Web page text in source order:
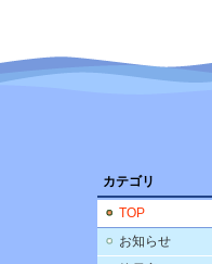
カテゴリ
TOP
お知らせ